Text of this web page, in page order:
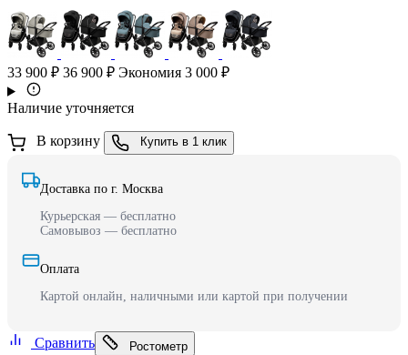
33 900 ₽ 36 900 ₽ Экономия 3 000 ₽
Наличие уточняется
В корзину Купить в 1 клик
Доставка по г. Москва
Курьерская — бесплатно
Самовывоз — бесплатно
Оплата
Картой онлайн, наличными или картой при получении
Сравнить Ростометр